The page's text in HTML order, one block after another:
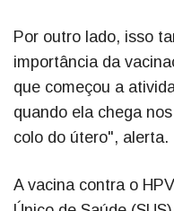
Por outro lado, isso
importância da
que começou a
quando ela chega
colo do útero", alerta.
A vacina contra o